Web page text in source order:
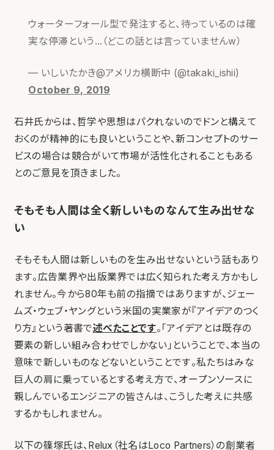
ウォーターフォール型で発注すると、待っているのは確
実な停滞という…（どこの話とは言っていませんw）
— いしいたかき@アメリカ横断中 (@takaki_ishii)
October 9, 2019
石井氏からは、哲学や思想はパクれないのでドンと構えて
おくのが精神的にも良いということや、新コンセプトのサー
ビスの場合は競合がいて市場が活性化されることもある
とのご意見を頂きました。
そもそも人間は全く新しいものなんて生み出せな
い
そもそも人間は新しいものを生み出せないという話もあり
ます。広告業界や出版業界では広く知られた考え方かもし
れません。今から80年も前の指摘ではありますが、ジェー
ムズ・ウェブ・ヤングという米国の実業家が『アイデアのつく
り方』という著書で述べたことです。「アイデアとは既存の
要素の新しい組み合わせでしかない」ということで、本当の
意味で新しいものなどないということです。私たちはみな
巨人の肩に乗っているとする考え方で、オープンソースに
親しんでいるエンジニアの皆さんは、こうした考えに共感
するかもしれません。
以下の篠塚氏は、Relux（社名はLoco Partners）の創業者